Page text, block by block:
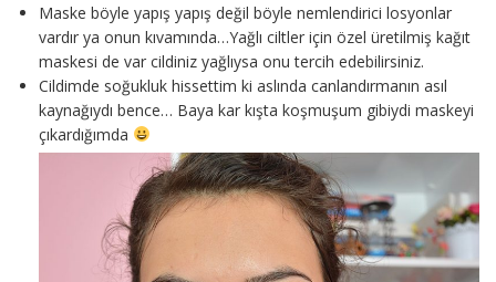
Maske böyle yapış yapış değil böyle nemlendirici losyonlar
vardır ya onun kıvamında…Yağlı ciltler için özel üretilmiş kağıt
maskesi de var cildiniz yağlıysa onu tercih edebilirsiniz.
Cildimde soğukluk hissettim ki aslında canlandırmanın asıl
kaynağıydı bence… Baya kar kışta koşmuşum gibiydi maskeyi
çıkardığımda